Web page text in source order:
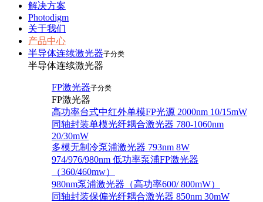
解决方案
Photodigm
关于我们
产品中心
半导体连续激光器子分类
半导体连续激光器
FP激光器子分类
FP激光器
高功率台式中红外单模FP光源 2000nm 10/15mW
同轴封装单模光纤耦合激光器 780-1060nm
20/30mW
多模无制冷泵浦激光器 793nm 8W
974/976/980nm 低功率泵浦FP激光器
（360/460mw）
980nm泵浦激光器（高功率600/ 800mW）
同轴封装保偏光纤耦合激光器 850nm 30mW